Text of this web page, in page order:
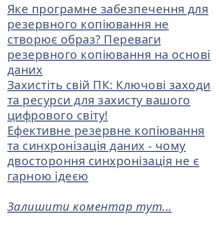
Яке програмне забезпечення для
резервного копіювання не
створює образ? Переваги
резервного копіювання на основі
даних
Захистіть свій ПК: Ключові заходи
та ресурси для захисту вашого
цифрового світу!
Ефективне резервне копіювання
та синхронізація даних - чому
двостороння синхронізація не є
гарною ідеєю
Залишити коментар тут...